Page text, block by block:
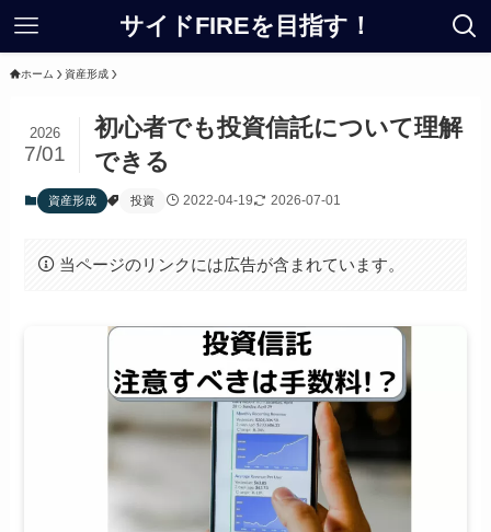
サイドFIREを目指す！
ホーム 資産形成
初心者でも投資信託について理解
できる
2026
7/01
資産形成 投資 2022-04-19 2026-07-01
当ページのリンクには広告が含まれています。